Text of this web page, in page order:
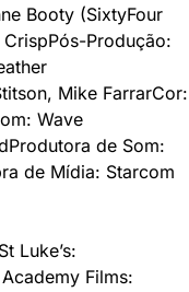
Booty (SixtyFour
Pós-Produção:
Mike FarrarCor:
Wave
Produtora de Som:
de Mídia: Starcom